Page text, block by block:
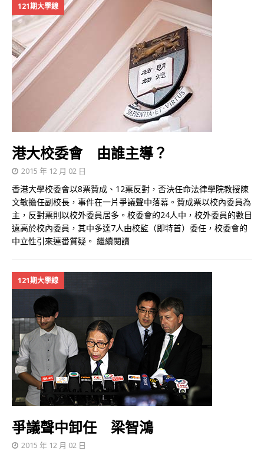
121期大學線
港大校委會 由誰主導？
2015 年 12 月 02 日
香港大學校委會以8票贊成、12票反對，否決任命法律學院教授陳
文敏擔任副校長，事件在一片爭議聲中落幕。贊成票以校內委員為
主，反對票則以校外委員居多。校委會的24人中，校外委員的數目
遠高於校內委員，其中多達7人由校監（即特首）委任，校委會的
中立性引來連番質疑。 繼續閱讀
121期大學線
爭議聲中卸任 梁智鴻
2015 年 12 月 02 日